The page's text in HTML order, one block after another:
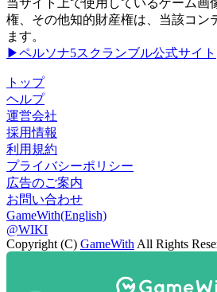
当サイト上で使用しているゲーム画
権、その他知的財産権は、当該コン
ます。
▶ペルソナ5スクランブル公式サイト
トップ
ヘルプ
運営会社
採用情報
利用規約
プライバシーポリシー
広告のご案内
お問い合わせ
GameWith(English)
@WIKI
Copyright (C) GameWith All Rights